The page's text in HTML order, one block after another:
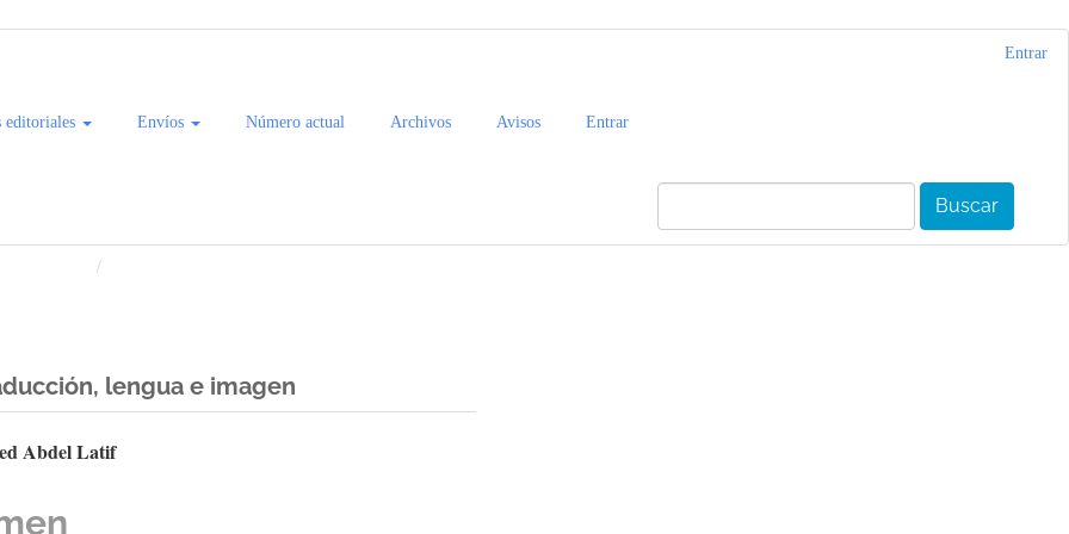
Entrar
editoriales Envíos Número actual Archivos Avisos Entrar
Buscar
lengua e imagen
Abdel Latif